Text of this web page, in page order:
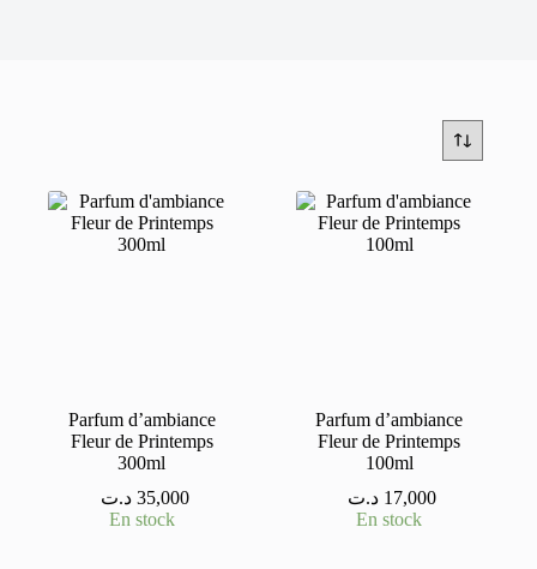
Parfum d’ambiance
Fleur de Printemps
300ml
35,000 د.ت
En stock
Parfum d’ambiance
Fleur de Printemps
100ml
17,000 د.ت
En stock